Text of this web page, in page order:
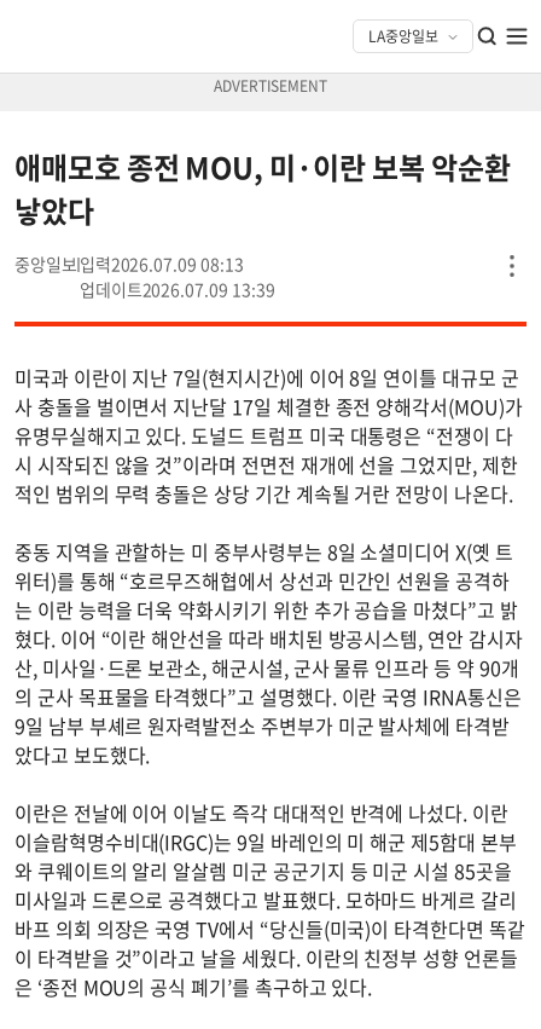
애매모호 종전 MOU, 미·이란 보복 악순환
낳았다
중앙일보
2026.07.09 08:13
2026.07.09 13:39
미국과 이란이 지난 7일(현지시간)에 이어 8일 연이틀 대규모 군
사 충돌을 벌이면서 지난달 17일 체결한 종전 양해각서(MOU)가
유명무실해지고 있다. 도널드 트럼프 미국 대통령은 “전쟁이 다
시 시작되진 않을 것”이라며 전면전 재개에 선을 그었지만, 제한
적인 범위의 무력 충돌은 상당 기간 계속될 거란 전망이 나온다.
중동 지역을 관할하는 미 중부사령부는 8일 소셜미디어 X(옛 트
위터)를 통해 “호르무즈해협에서 상선과 민간인 선원을 공격하
는 이란 능력을 더욱 약화시키기 위한 추가 공습을 마쳤다”고 밝
혔다. 이어 “이란 해안선을 따라 배치된 방공시스템, 연안 감시자
산, 미사일·드론 보관소, 해군시설, 군사 물류 인프라 등 약 90개
의 군사 목표물을 타격했다”고 설명했다. 이란 국영 IRNA통신은
9일 남부 부셰르 원자력발전소 주변부가 미군 발사체에 타격받
았다고 보도했다.
이란은 전날에 이어 이날도 즉각 대대적인 반격에 나섰다. 이란
이슬람혁명수비대(IRGC)는 9일 바레인의 미 해군 제5함대 본부
와 쿠웨이트의 알리 알살렘 미군 공군기지 등 미군 시설 85곳을
미사일과 드론으로 공격했다고 발표했다. 모하마드 바게르 갈리
바프 의회 의장은 국영 TV에서 “당신들(미국)이 타격한다면 똑같
이 타격받을 것”이라고 날을 세웠다. 이란의 친정부 성향 언론들
은 ‘종전 MOU의 공식 폐기’를 촉구하고 있다.